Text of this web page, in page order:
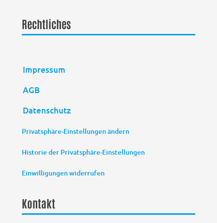
Rechtliches
Impressum
AGB
Datenschutz
Privatsphäre-Einstellungen ändern
Historie der Privatsphäre-Einstellungen
Einwilligungen widerrufen
Kontakt